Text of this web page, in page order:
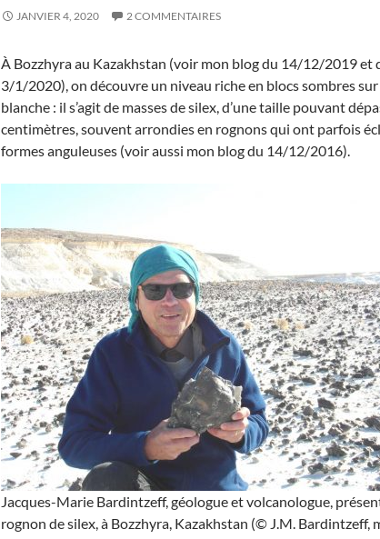
JANVIER 4, 2020 2 COMMENTAIRES
À Bozzhyra au Kazakhstan (voir mon blog du 14/12/2019 et
3/1/2020), on découvre un niveau riche en blocs sombres sur
blanche : il s’agit de masses de silex, d’une taille pouvant
centimètres, souvent arrondies en rognons qui ont parfois
formes anguleuses (voir aussi mon blog du 14/12/2016).
Jacques-Marie Bardintzeff, géologue et volcanologue,
rognon de silex, à Bozzhyra, Kazakhstan (© J.M. Bardintzeff,